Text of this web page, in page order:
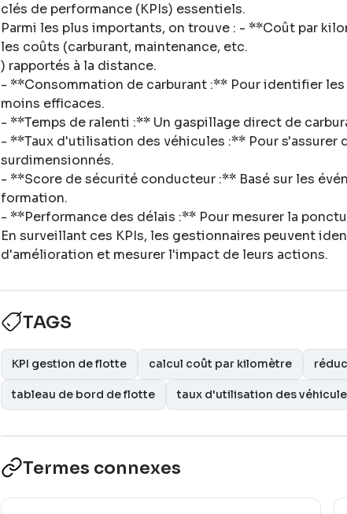
clés de performance (KPIs) essentiels.
Parmi les plus importants, on trouve : - **Coût par
les coûts (carburant, maintenance, etc.
) rapportés à la distance.
- **Consommation de carburant :** Pour identifier
moins efficaces.
- **Temps de ralenti :** Un gaspillage direct de
- **Taux d'utilisation des véhicules :** Pour
surdimensionnés.
- **Score de sécurité conducteur :** Basé sur les
formation.
- **Performance des délais :** Pour mesurer la
En surveillant ces KPIs, les gestionnaires peuvent
d'amélioration et mesurer l'impact de leurs actions.
TAGS
KPI gestion de flotte calcul coût par kilomètre
tableau de bord de flotte taux d'utilisation des
Termes connexes